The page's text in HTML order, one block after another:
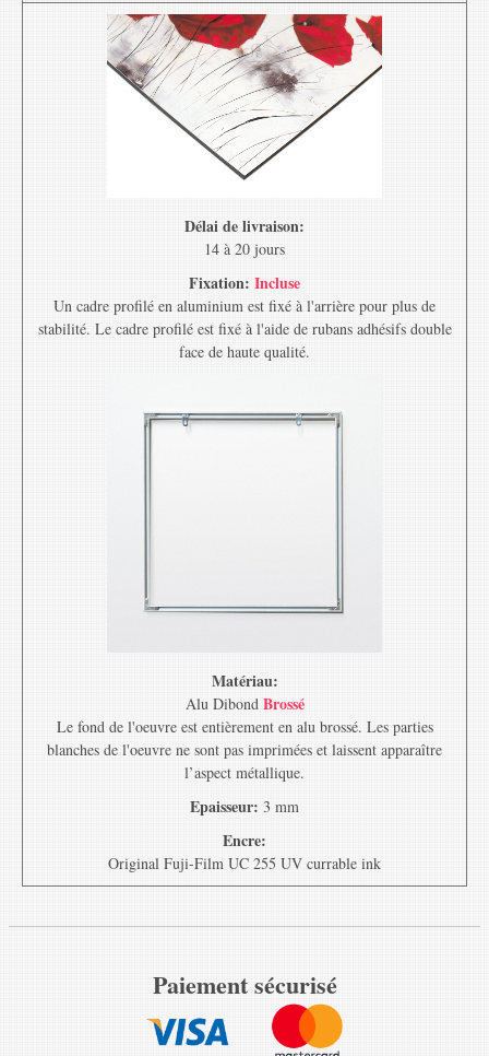
Délai de livraison:
14 à 20 jours
Fixation: Incluse
Un cadre profilé en aluminium est fixé à l'arrière pour plus de
stabilité. Le cadre profilé est fixé à l'aide de rubans adhésifs double
face de haute qualité.
Matériau:
Alu Dibond Brossé
Le fond de l'oeuvre est entièrement en alu brossé. Les parties
blanches de l'oeuvre ne sont pas imprimées et laissent apparaître
l’aspect métallique.
Epaisseur: 3 mm
Encre:
Original Fuji-Film UC 255 UV currable ink
Paiement sécurisé